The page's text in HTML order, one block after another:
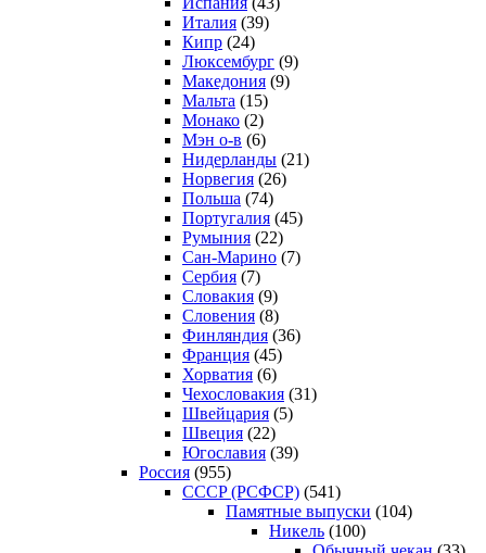
Италия (39)
Кипр (24)
Люксембург (9)
Македония (9)
Мальта (15)
Монако (2)
Мэн о-в (6)
Нидерланды (21)
Норвегия (26)
Польша (74)
Португалия (45)
Румыния (22)
Сан-Марино (7)
Сербия (7)
Словакия (9)
Словения (8)
Финляндия (36)
Франция (45)
Хорватия (6)
Чехословакия (31)
Швейцария (5)
Швеция (22)
Югославия (39)
Россия (955)
CCCP (РСФСР) (541)
Памятные выпуски (104)
Никель (100)